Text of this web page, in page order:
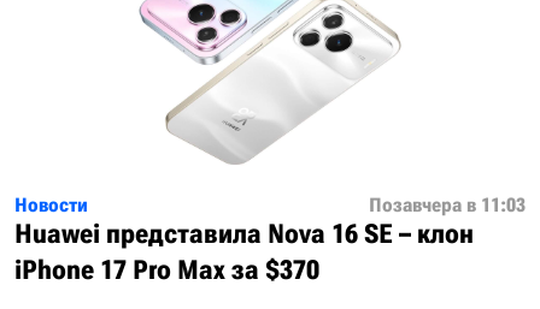
Новости Позавчера в 11:03
Huawei представила Nova 16 SE – клон
iPhone 17 Pro Max за $370